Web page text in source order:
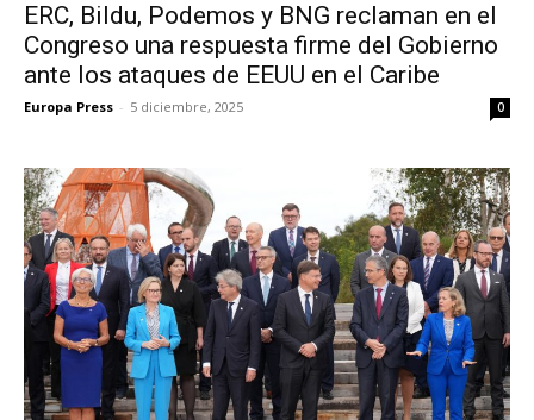
ERC, Bildu, Podemos y BNG reclaman en el
Congreso una respuesta firme del Gobierno
ante los ataques de EEUU en el Caribe
Europa Press - 5 diciembre, 2025 0